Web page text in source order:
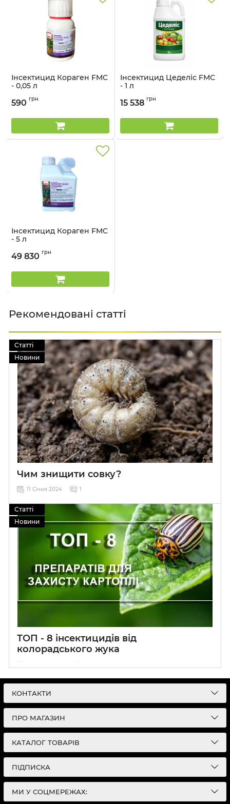
Інсектицид Кораген FMC
- 0,05 л
590 грн
Інсектицид Цеделіс FMC
- 1 л
15 538 грн
Інсектицид Кораген FMC
- 5 л
49 830 грн
Рекомендовані статті
Статті
Новини
Чим знищити совку?
11 Січня 2024 1
Статті
Новини
ТОП - 8 інсектицидів від
колорадського жука
КОНТАКТИ
ПРО МАГАЗИН
КАТАЛОГ ТОВАРІВ
ПІДПИСКА
МИ У СОЦМЕРЕЖАХ: